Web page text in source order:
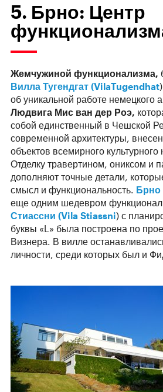
5. Брно: Центр
Жемчужиной функционализма,
Вилла Тугендгат (VilaTugendhat
об уникальной работе немецкого
Людвига Мис ван дер Роэ,
собой единственный в Чешской
современной архитектуры,
объектов всемирного культурного
Отделку травертином, ониксом и
дополняют точные детали,
смысл и функциональность. Брно
еще одним шедевром
Стиассни (Vila Stiassni) с
буквы «L» была построена по
Визнера. В вилле
личности, среди которых был и